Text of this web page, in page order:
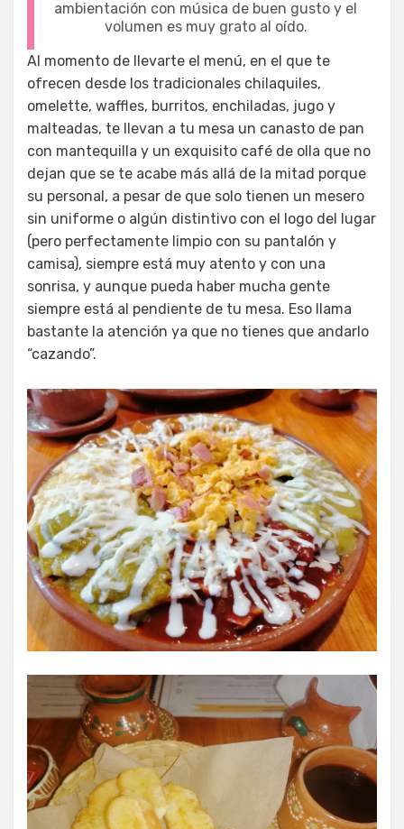
ambientación con música de buen gusto y el
volumen es muy grato al oído.
Al momento de llevarte el menú, en el que te
ofrecen desde los tradicionales chilaquiles,
omelette, waffles, burritos, enchiladas, jugo y
malteadas, te llevan a tu mesa un canasto de pan
con mantequilla y un exquisito café de olla que no
dejan que se te acabe más allá de la mitad porque
su personal, a pesar de que solo tienen un mesero
sin uniforme o algún distintivo con el logo del lugar
(pero perfectamente limpio con su pantalón y
camisa), siempre está muy atento y con una
sonrisa, y aunque pueda haber mucha gente
siempre está al pendiente de tu mesa. Eso llama
bastante la atención ya que no tienes que andarlo
“cazando”.